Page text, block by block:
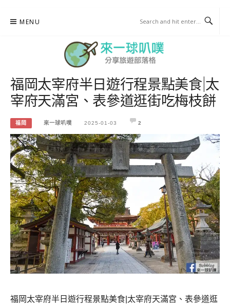
MENU
來一球叭噗
分享日本自助部落格
福岡太宰府半日遊行程景點美食|太
宰府天滿宮、表參道逛街吃梅枝餅
福岡 來一球叭噗 2025-01-03 2
福岡太宰府半日遊行程景點美食|太宰府天滿宮、表參道逛